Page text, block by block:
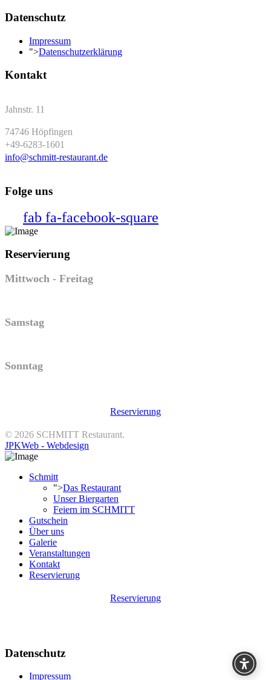
Datenschutz
Impressum
">Datenschutzerklärung
Kontakt
Jahnstr. 11
74746 Höpfingen
+49-6283-1601
info@schmitt-restaurant.de
Folge uns
fab fa-facebook-square
Reservierung
Mittwoch - Freitag
Samstag
Sonntag
Reservierung
© 2026 SCHMITT Restaurant.
JPKWeb - Webdesign
Schmitt
">Das Restaurant
Unser Biergarten
Feiern im SCHMITT
Gutschein
Über uns
Galerie
Veranstaltungen
Kontakt
Reservierung
Reservierung
Datenschutz
Impressum